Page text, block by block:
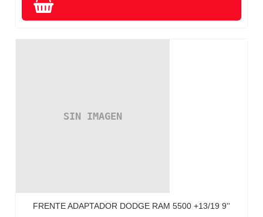
FRENTE ADAPTADOR DODGE RAM 5500 +13/19 9''